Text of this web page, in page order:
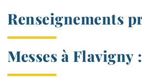
Renseignements
Messes à Flavigny :